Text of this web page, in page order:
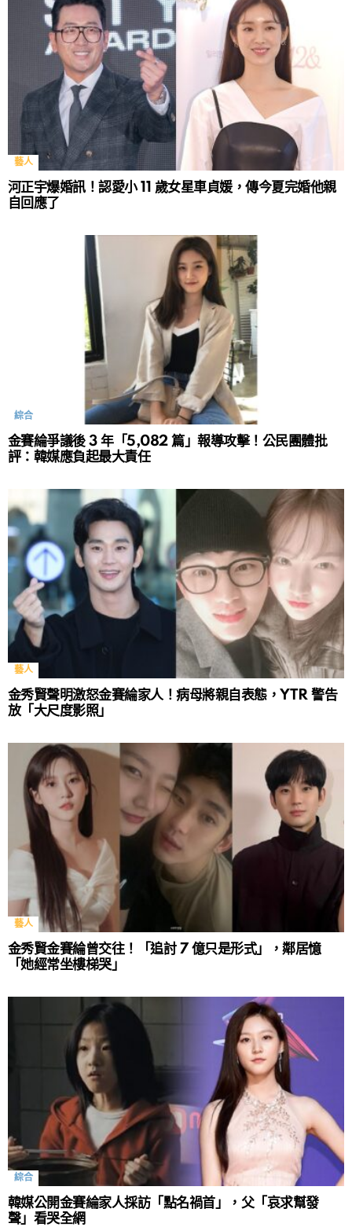
藝人
河正宇爆婚訊！認愛小 11 歲女星車貞媛，傳今夏完婚他親
自回應了
綜合
金賽綸爭議後 3 年「5,082 篇」報導攻擊！公民團體批
評：韓媒應負起最大責任
藝人
金秀賢聲明激怒金賽綸家人！病母將親自表態，YTR 警告
放「大尺度影照」
藝人
金秀賢金賽綸曾交往！「追討 7 億只是形式」，鄰居憶
「她經常坐樓梯哭」
綜合
韓媒公開金賽綸家人採訪「點名禍首」，父「哀求幫發
聲」看哭全網